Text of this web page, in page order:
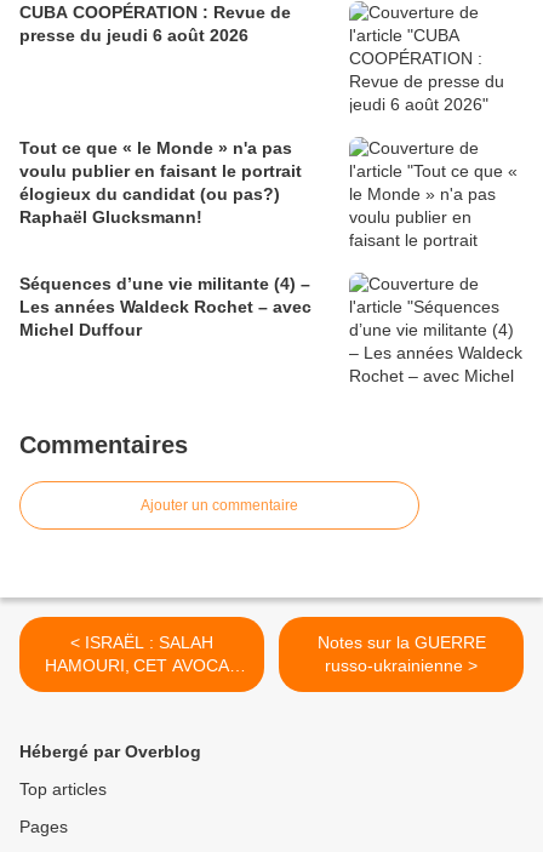
CUBA COOPÉRATION : Revue de
presse du jeudi 6 août 2026
Tout ce que « le Monde » n'a pas
voulu publier en faisant le portrait
élogieux du candidat (ou pas?)
Raphaël Glucksmann!
Séquences d’une vie militante (4) –
Les années Waldeck Rochet – avec
Michel Duffour
Commentaires
Ajouter un commentaire
< ISRAËL : SALAH
HAMOURI, CET AVOCAT
FRANCO-PALESTINIEN
Notes sur la GUERRE
russo-ukrainienne >
Hébergé par Overblog
Top articles
Pages